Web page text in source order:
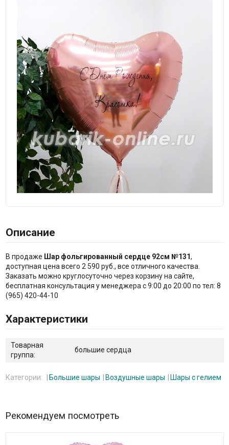
Описание
В продаже Шар фольгированный сердце 92см №131,
доступная цена всего 2 590 руб., все отличного качества.
Заказать можно круглосуточно через корзину на сайте,
бесплатная консультация у менеджера с 9:00 до 20:00 по тел: 8
(965) 420-44-10
Характеристики
Товарная
группа:
большие сердца
Категории: Большие шары Воздушные шары Шары с гелием
Рекомендуем посмотреть